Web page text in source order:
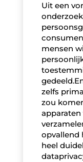
Uit een
mensen
zelfs
zou
opvallend
heel